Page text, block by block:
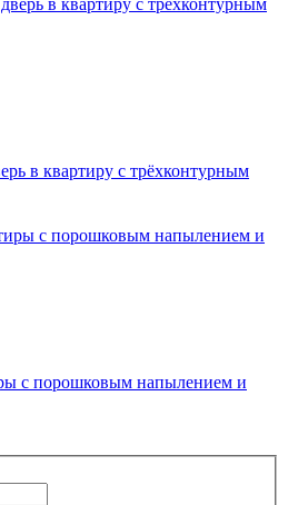
в квартиру с трёхконтурным
с порошковым напылением и